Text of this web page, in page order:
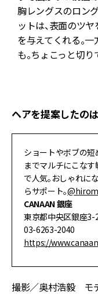
胸レングスのロン
ットは、表面のツ
を与えてくれる。
も。ちょこっと切
ヘアを提案したの
ショートやボブの短
までマルチにこな
で人気。おしゃれに
らサポート。
CANAAN 銀座
東京都中央区銀座3-
03-6263-2040
https://
撮影／奥村浩毅 モ